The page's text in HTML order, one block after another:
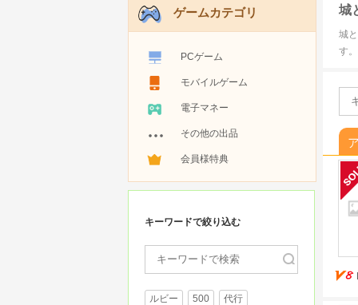
ゲームカテゴリ
PCゲーム
モバイルゲーム
電子マネー
その他の出品
会員様特典
キーワードで絞り込む
ルビー 500 代行
城
城
す